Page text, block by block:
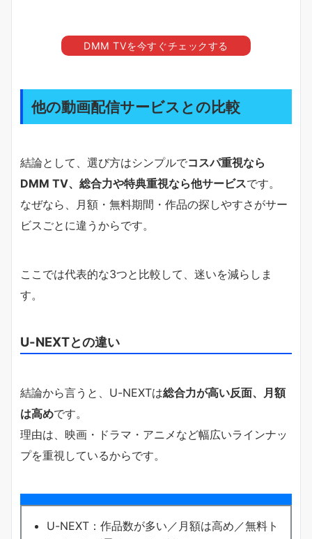
DMM TVを今すぐチェックする
他の動画配信サービスとの比較
結論として、選び方はシンプルでコスパ重視なら
DMM TV、総合力や特典重視なら他サービスです。
なぜなら、月額・無料期間・作品の探しやすさがサー
ビスごとに違うからです。
ここでは代表的な3つと比較して、迷いを減らしま
す。
U-NEXTとの違い
結論から言うと、U-NEXTは総合力が高い反面、月額
は高めです。
理由は、映画・ドラマ・アニメなど幅広いラインナッ
プを重視しているからです。
U-NEXT：作品数が多い／月額は高め／無料ト